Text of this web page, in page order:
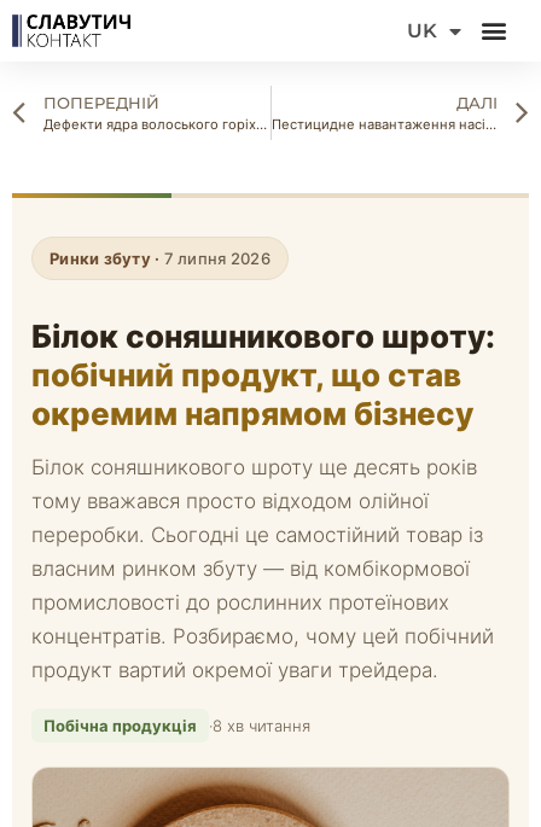
UK
FR
ПОПЕРЕДНІЙ
Дефекти ядра волоського горіха: які вади бракують партію під час сортування
ДАЛІ
Пестицидне навантаження насіння: вимоги ЄС до максимальних залишкових кількостей
Ринки збуту · 7 липня 2026
Білок соняшникового шроту:
побічний продукт, що став
окремим напрямом бізнесу
Білок соняшникового шроту ще десять років
тому вважався просто відходом олійної
переробки. Сьогодні це самостійний товар із
власним ринком збуту — від комбікормової
промисловості до рослинних протеїнових
концентратів. Розбираємо, чому цей побічний
продукт вартий окремої уваги трейдера.
Побічна продукція ·8 хв читання